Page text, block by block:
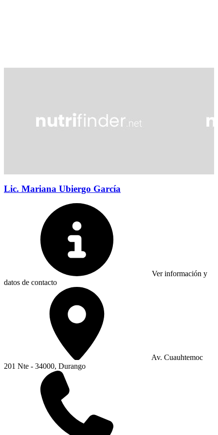
Lic. Mariana Ubiergo García
Ver información y
datos de contacto
Av. Cuauhtemoc
201 Nte - 34000, Durango